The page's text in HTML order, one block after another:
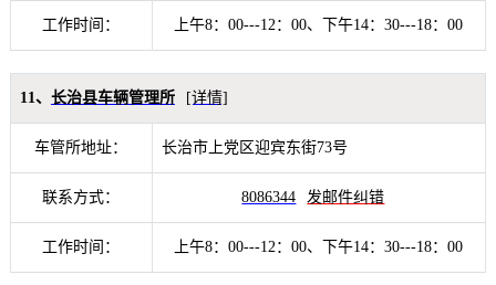
工作时间： 上午8：00---12：00、下午14：30---18：00
11、 长治县车辆管理所 [详情]
车管所地址： 长治市上党区迎宾东街73号
联系方式： 8086344 发邮件纠错
工作时间： 上午8：00---12：00、下午14：30---18：00